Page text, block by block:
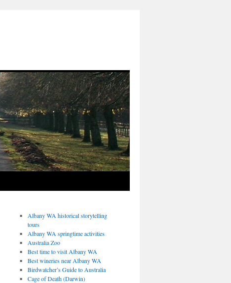
Albany WA historical storytelling
tours
Albany WA springtime activities
Australia Zoo
Best time to visit Albany WA
Best wineries near Albany WA
Birdwatcher’s Guide to Australia
Cage of Death (Darwin)